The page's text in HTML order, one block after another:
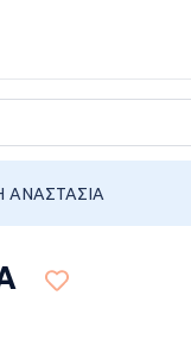
ΑΝΑΣΤΑΣΙΑ